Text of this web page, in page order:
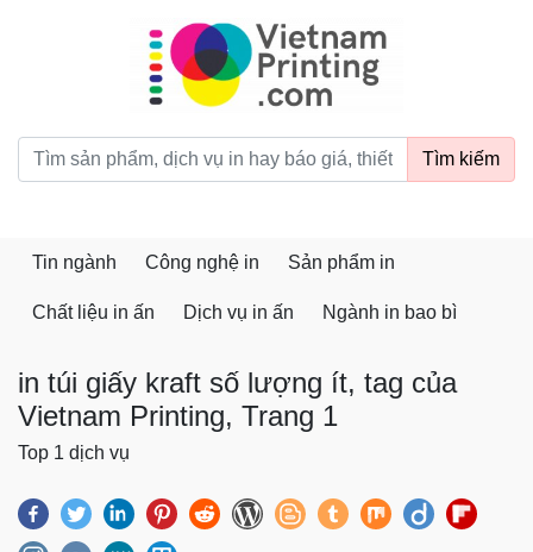
vietnamprinting.com
Tìm kiếm
Tin ngành Công nghệ in Sản phẩm in
Chất liệu in ấn Dịch vụ in ấn Ngành in bao bì
in túi giấy kraft số lượng ít, tag của
Vietnam Printing, Trang 1
Top 1 dịch vụ